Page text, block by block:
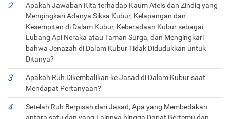
Apakah Jawaban Kita terhadap Kaum Ateis dan Zindiq yang
Mengingkari Adanya Siksa Kubur, Kelapangan dan
Kesempitan di Dalam Kubur, Keberadaan Kubur sebagai
Lubang Api Neraka atau Taman Surga, dan Mengingkari
bahwa Jenazah di Dalam Kubur Tidak Didudukkan untuk
Ditanya?
Apakah Ruh Dikembalikan ke Jasad di Dalam Kubur saat
Mendapat Pertanyaan?
Setelah Ruh Berpisah dari Jasad, Apa yang Membedakan